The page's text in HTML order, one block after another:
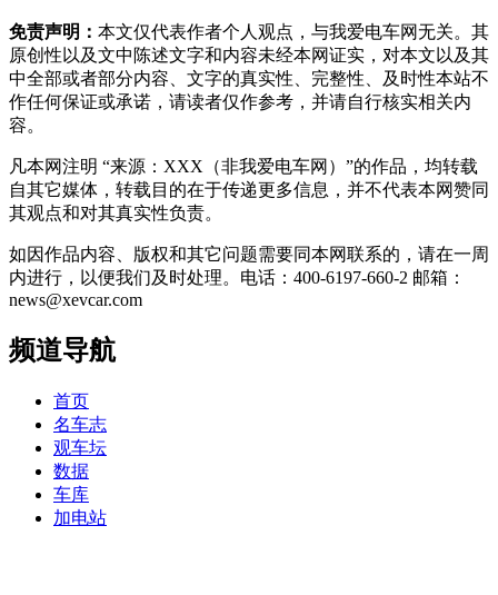
免责声明： 本文仅代表作者个人观点，与我爱电车网无关。其
原创性以及文中陈述文字和内容未经本网证实，对本文以及其
中全部或者部分内容、文字的真实性、完整性、及时性本站不
作任何保证或承诺，请读者仅作参考，并请自行核实相关内
容。
凡本网注明 “来源：XXX（非我爱电车网）”的作品，均转载
自其它媒体，转载目的在于传递更多信息，并不代表本网赞同
其观点和对其真实性负责。
如因作品内容、版权和其它问题需要同本网联系的，请在一周
内进行，以便我们及时处理。电话：400-6197-660-2 邮箱：
news@xevcar.com
频道导航
首页
名车志
观车坛
数据
车库
加电站